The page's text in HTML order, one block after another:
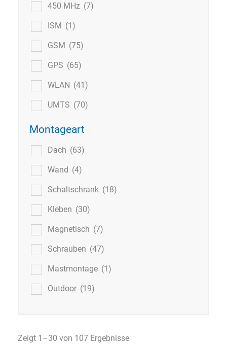
450 MHz (7)
ISM (1)
GSM (75)
GPS (65)
WLAN (41)
UMTS (70)
Montageart
Dach (63)
Wand (4)
Schaltschrank (18)
Kleben (30)
Magnetisch (7)
Schrauben (47)
Mastmontage (1)
Outdoor (19)
Zeigt 1–30 von 107 Ergebnisse